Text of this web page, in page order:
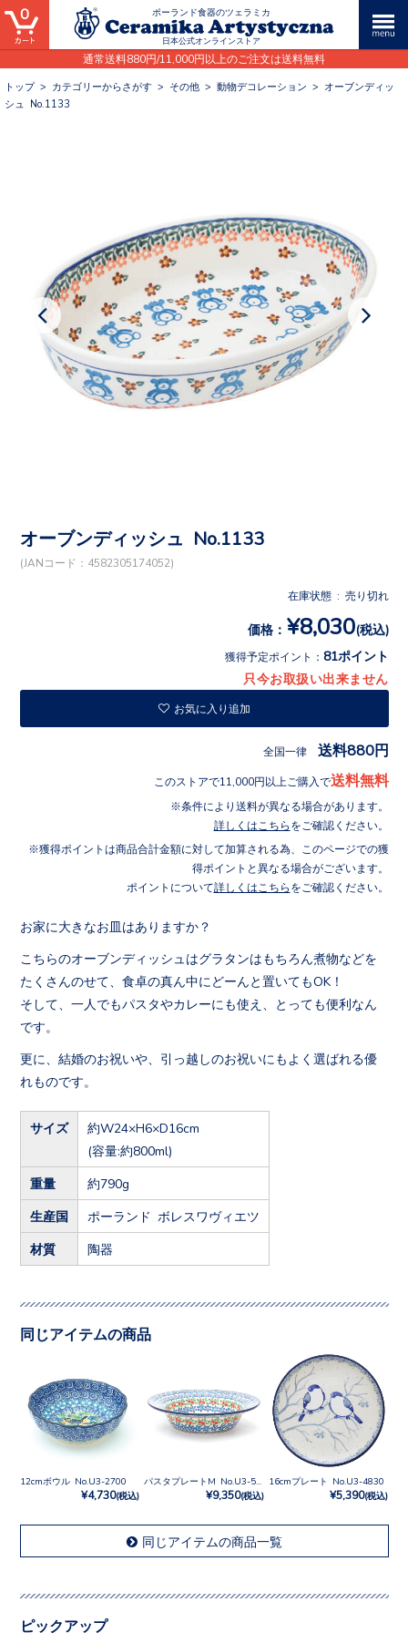
ポーランド食器のツェラミカ
日本公式オンラインストア
通常送料880円/11,000円以上のご注文は送料無料
0
トップ> カテゴリーからさがす > その他 > 動物デコレーション > オーブンディッ
シュ No.1133
オーブンディッシュ No.1133
(JANコード：4582305174052)
在庫状態 : 売り切れ
価格： ¥8,030(税込)
獲得予定ポイント： 81ポイント
只今お取扱い出来ません
お気に入り追加
全国一律 送料880円
このストアで11,000円以上ご購入で送料無料
条件により送料が異なる場合があります。
詳しくはこちら をご確認ください。
獲得ポイントは商品合計金額に対して加算される為、このページでの獲
得ポイントと異なる場合がございます。
ポイントについて詳しくはこちら をご確認ください。
お家に大きなお皿はありますか？
こちらのオーブンディッシュはグラタンはもちろん煮物などを
たくさんのせて、食卓の真ん中にどーんと置いてもOK！
そして、一人でもパスタやカレーにも使え、とっても便利なん
です。
更に、結婚のお祝いや、引っ越しのお祝いにもよく選ばれる優
れものです。
サイズ
約W24×H6×D16cm
(容量:約800ml)
重量 約790g
生産国 ポーランド ボレスワヴィエツ
材質 陶器
同じアイテムの商品
12cmボウル No.U3-2700
¥4,730(税込) ¥9,350(税込)
16cmプレート No.U3-4830
¥5,390(税込)
同じアイテムの商品一覧
ピックアップ